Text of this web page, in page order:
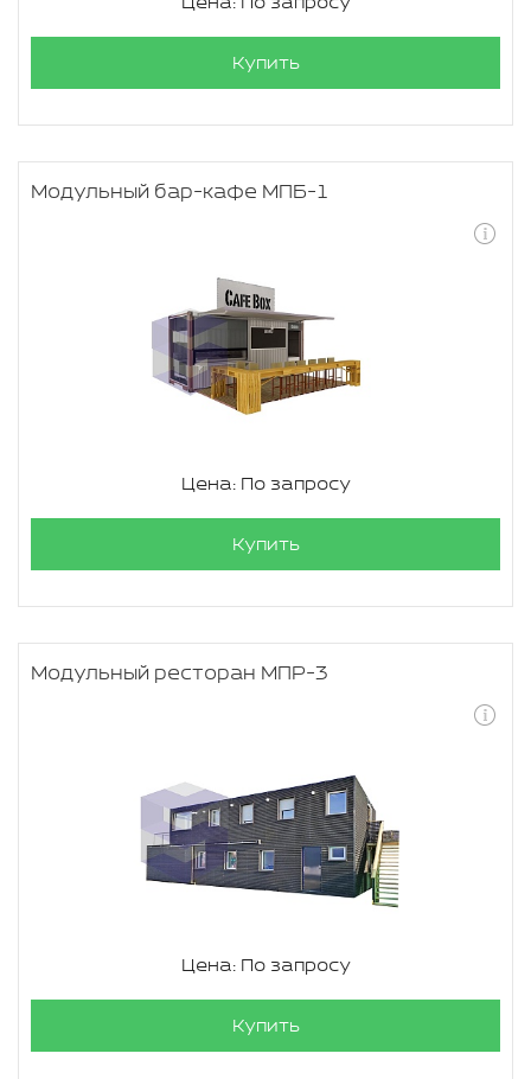
Купить
Модульный бар-кафе МПБ-1
Цена: По запросу
Купить
Модульный ресторан МПР-3
Цена: По запросу
Купить